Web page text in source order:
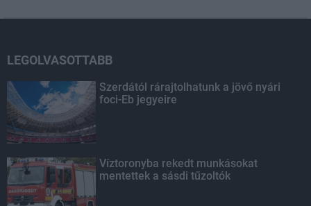
LEGOLVASOTTABB
Szerdától rárajtolhatunk a jövő nyári
foci-Eb jegyeire
Víztoronyba rekedt munkásokat
mentettek a sásdi tűzoltók